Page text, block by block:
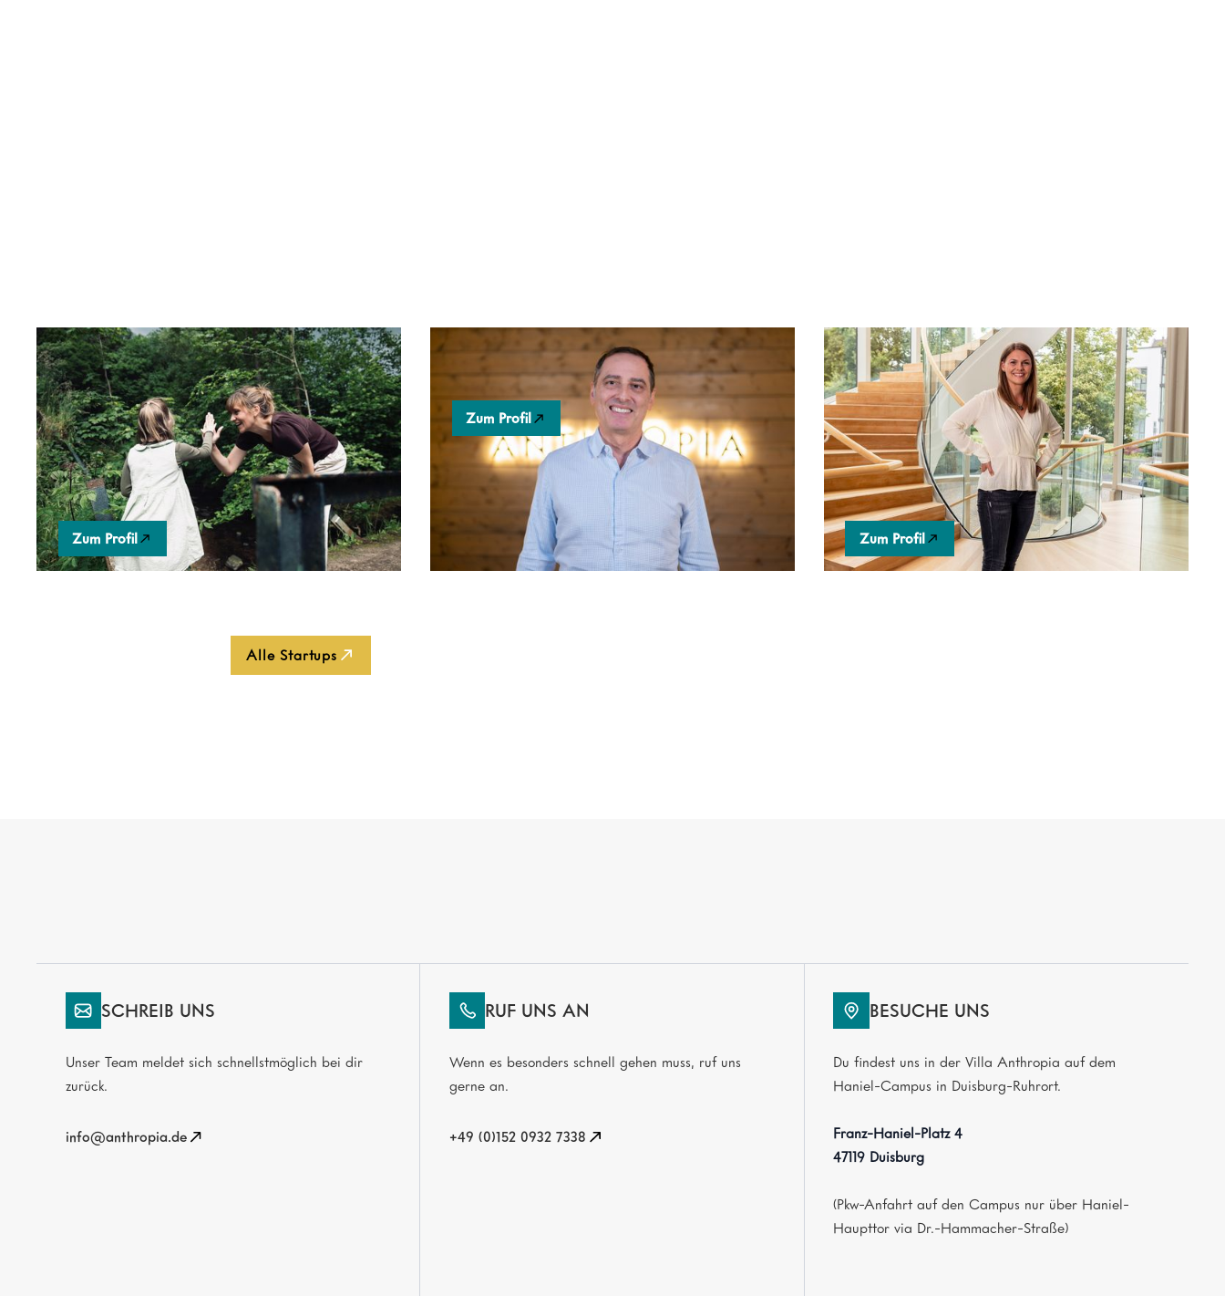
lavanja gGmbH
Anlaufstelle für Erziehende von Kindern mit
Behinderung und Fachpersonal. Angebote im
Bereich Aufklärung, Weiterbildung und
Sichtbarkeit.
Zum Profil
Radical Zero
Zum Profil
#21DaysOfMeaning
Challenge-App zur präventiven Förderung
mentaler Gesundheit, über die Nutzer:innen
tägliche Impulse und praktische Übungen für mehr
Sinnerleben und Potentialentfaltung erhalten.
Zum Profil
Alle Startups
SCHREIB UNS
Unser Team meldet sich schnellstmöglich bei dir
zurück.
info@anthropia.de
RUF UNS AN
Wenn es besonders schnell gehen muss, ruf uns
gerne an.
+49 (0)152 0932 7338
BESUCHE UNS
Du findest uns in der Villa Anthropia auf dem
Haniel-Campus in Duisburg-Ruhrort.
Franz-Haniel-Platz 4
47119 Duisburg
(Pkw-Anfahrt auf den Campus nur über Haniel-
Haupttor via Dr.-Hammacher-Straße)